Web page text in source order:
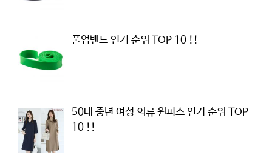
풀업밴드 인기 순위 TOP 10 !!
50대 중년 여성 의류 원피스 인기 순위 TOP
10 !!